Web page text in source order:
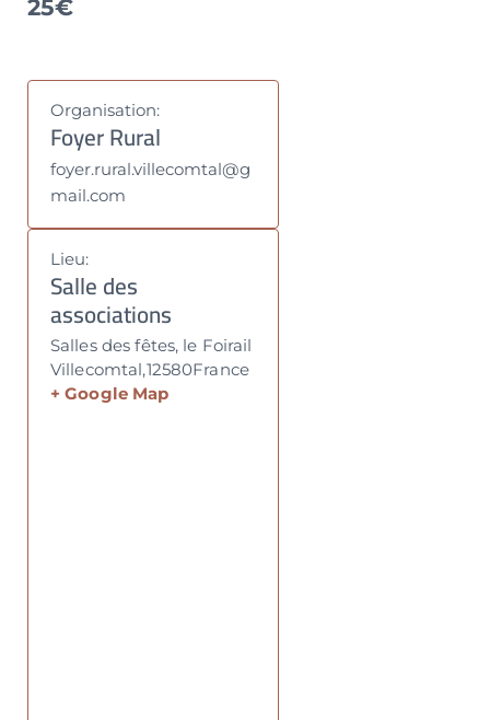
25€
Organisation:
Foyer Rural
foyer.rural.villecomtal@g
mail.com
Lieu:
Salle des
associations
Salles des fêtes, le Foirail
Villecomtal,12580France
+ Google Map